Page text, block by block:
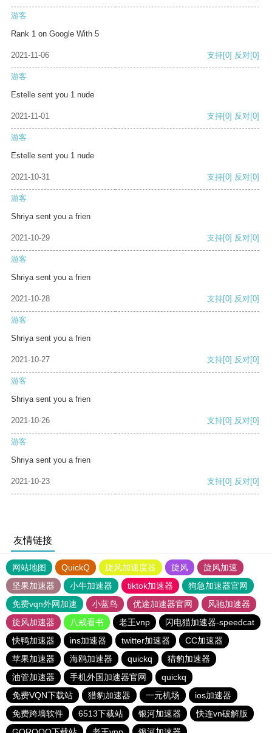
游客
Rank 1 on Google With 5
2021-11-06 支持[0] 反对[0]
游客
Estelle sent you 1 nude
2021-11-01 支持[0] 反对[0]
游客
Estelle sent you 1 nude
2021-10-31 支持[0] 反对[0]
游客
Shriya sent you a frien
2021-10-29 支持[0] 反对[0]
游客
Shriya sent you a frien
2021-10-28 支持[0] 反对[0]
游客
Shriya sent you a frien
2021-10-27 支持[0] 反对[0]
游客
Shriya sent you a frien
2021-10-26 支持[0] 反对[0]
游客
Shriya sent you a frien
2021-10-23 支持[0] 反对[0]
友情链接
网站地图 QuickQ 旋风加速度器 旋风
旋风加速
坚果加速器
小牛加速器 tiktok加速器
狗急加速器官网
免费vqn外网加速
小蓝鸟 优途加速器官网
风驰加速器
旋风加速器
八戒看书 老王vnp
闪电猫加速器-speedcat
快鸭加速器
ins加速器 twitter加速器
CC加速器
苹果加速器
海鸥加速器 quickq
猎豹加速器
油管加速器
手机外国加速器官网
quickq
免费VQN下载站
猎豹加速器 一元机场
ios加速器
免费跨墙软件
6513下载站 银河加速器
快连vn破解版